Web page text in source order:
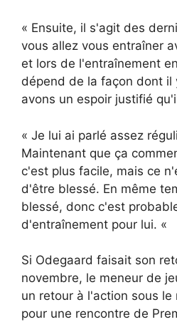
« Ensuite, il s'agit des
vous allez vous entraîner
et lors de l'entraînement
dépend de la façon dont il
avons un espoir justifié
« Je lui ai parlé assez
Maintenant que ça
c'est plus facile, mais ce
d'être blessé. En même
blessé, donc c'est
d'entraînement pour lui. «
Si Odegaard faisait son
novembre, le meneur de
un retour à l'action sous le
pour une rencontre de